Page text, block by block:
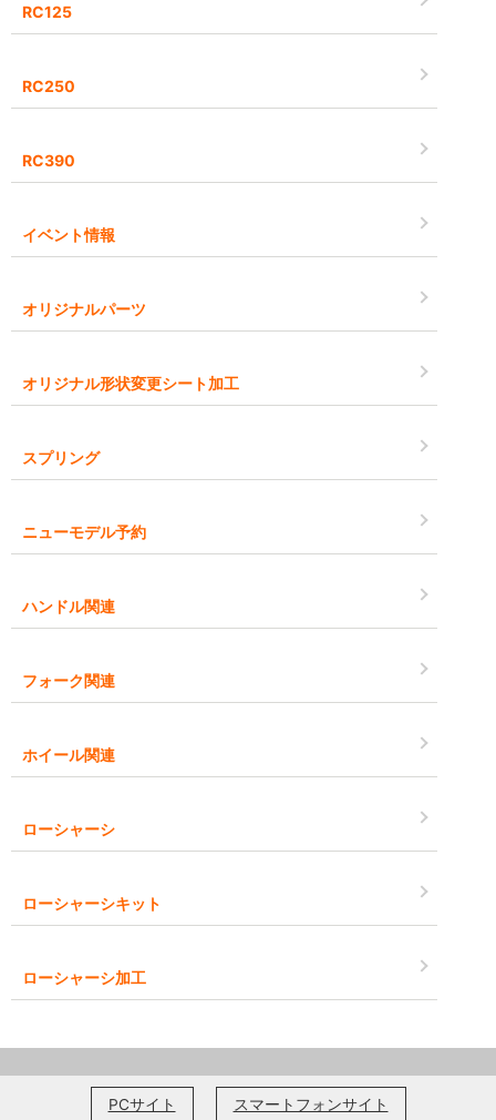
RC125
RC250
RC390
イベント情報
オリジナルパーツ
オリジナル形状変更シート加工
スプリング
ニューモデル予約
ハンドル関連
フォーク関連
ホイール関連
ローシャーシ
ローシャーシキット
ローシャーシ加工
PCサイト スマートフォンサイト